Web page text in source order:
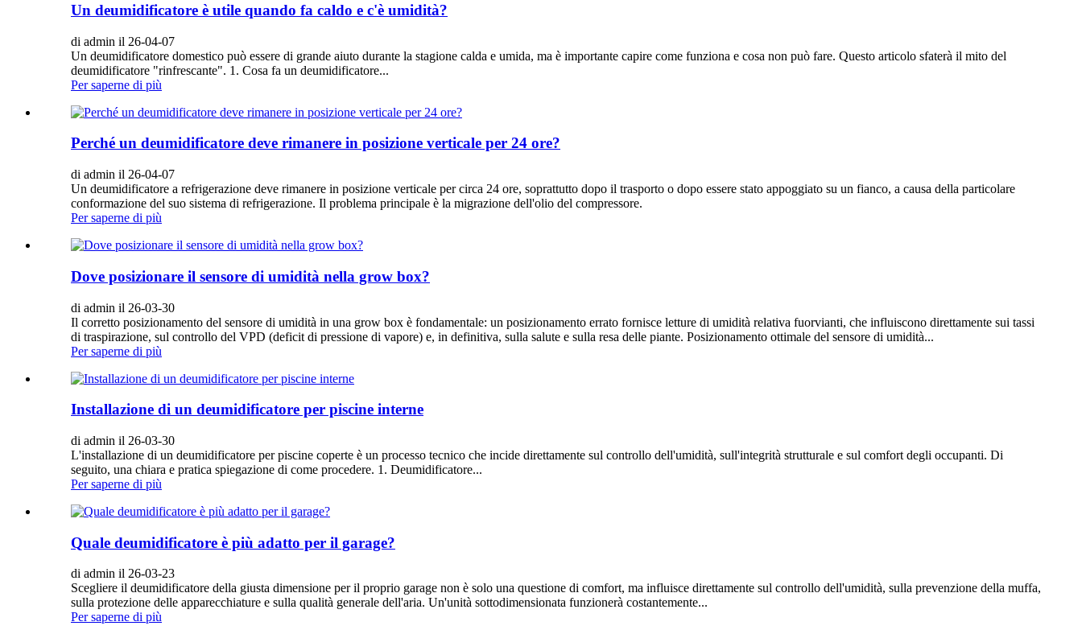
Un deumidificatore è utile quando fa caldo e c'è umidità?
di admin il 26-04-07
Un deumidificatore domestico può essere di grande aiuto durante la stagione calda e umida, ma è importante capire come funziona e cosa non può fare. Questo articolo sfaterà il mito del
deumidificatore "rinfrescante". 1. Cosa fa un deumidificatore...
Per saperne di più
Perché un deumidificatore deve rimanere in posizione verticale per 24 ore?
di admin il 26-04-07
Un deumidificatore a refrigerazione deve rimanere in posizione verticale per circa 24 ore, soprattutto dopo il trasporto o dopo essere stato appoggiato su un fianco, a causa della particolare
conformazione del suo sistema di refrigerazione. Il problema principale è la migrazione dell'olio del compressore.
Per saperne di più
Dove posizionare il sensore di umidità nella grow box?
di admin il 26-03-30
Il corretto posizionamento del sensore di umidità in una grow box è fondamentale: un posizionamento errato fornisce letture di umidità relativa fuorvianti, che influiscono direttamente sui tassi
di traspirazione, sul controllo del VPD (deficit di pressione di vapore) e, in definitiva, sulla salute e sulla resa delle piante. Posizionamento ottimale del sensore di umidità...
Per saperne di più
Installazione di un deumidificatore per piscine interne
di admin il 26-03-30
L'installazione di un deumidificatore per piscine coperte è un processo tecnico che incide direttamente sul controllo dell'umidità, sull'integrità strutturale e sul comfort degli occupanti. Di
seguito, una chiara e pratica spiegazione di come procedere. 1. Deumidificatore...
Per saperne di più
Quale deumidificatore è più adatto per il garage?
di admin il 26-03-23
Scegliere il deumidificatore della giusta dimensione per il proprio garage non è solo una questione di comfort, ma influisce direttamente sul controllo dell'umidità, sulla prevenzione della muffa,
sulla protezione delle apparecchiature e sulla qualità generale dell'aria. Un'unità sottodimensionata funzionerà costantemente...
Per saperne di più